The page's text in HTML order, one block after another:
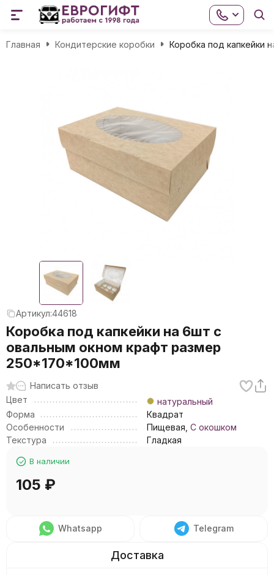
Главная Кондитерские коробки Коробка под капкейки
Артикул:44618
Коробка под капкейки на 6шт с
овальным окном крафт размер
250*170*100мм
Написать отзыв
Цвет
натуральный
Форма
Квадрат
Особенности
Пищевая, С окошком
Текстура
Гладкая
В наличии
105 ₽
Whatsapp Telegram